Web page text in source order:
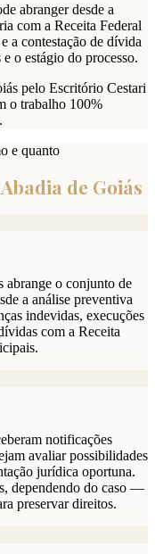
abranger desde a
com a Receita Federal
a contestação de dívida
o estágio do processo.
pelo Escritório Cestari
o trabalho 100%
e quanto
Abadia de Goiás
abrange o conjunto de
a análise preventiva
indevidas, execuções
com a Receita
notificações
avaliar possibilidades
jurídica oportuna.
dependendo do caso —
preservar direitos.